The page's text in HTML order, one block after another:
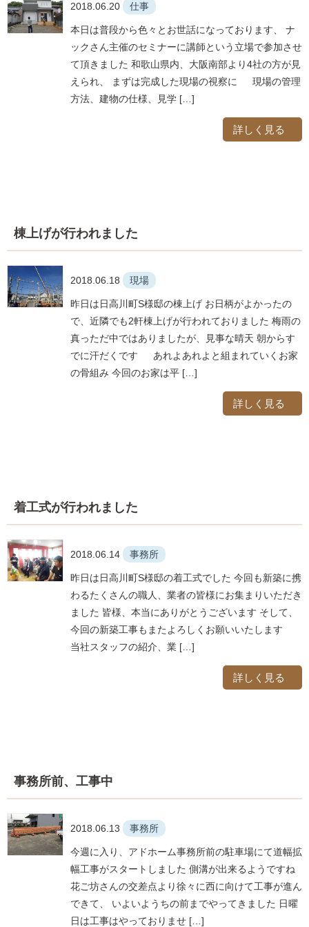
2018.06.20 仕事
本日は普段から色々とお世話になっております、 ナ
ックさん主催のセミナーに講師という立場で参加させ
て頂きました 和歌山県内、大阪南部より4社の方が見
えられ、 まずは完成した現場の視察に 現場の管理
方法、建物の仕様、見学 […]
詳しく見る
棟上げが行われました
2018.06.18 現場
昨日は日高川町S様邸の棟上げ お日柄がよかったの
で、近隣でも2軒棟上げが行われておりました 梅雨の
真っただ中ではありましたが、見事な晴天 朝からす
でに汗だくです あれよあれよと組まれていくお家
の骨組み 今回のお家は平 […]
詳しく見る
着工式が行われました
2018.06.14 事務所
昨日は日高川町S様邸の着工式でした 今回も新築に携
わるたくさんの職人、業者の皆様にお集まりいただき
ました 皆様、本当にありがとうございます そして、
今回の新築工事もまたよろしくお願いいたします
当社スタッフの紹介、業 […]
詳しく見る
事務所前、工事中
2018.06.13 事務所
今週に入り、アドホーム事務所前の駐車場にて道幅拡
幅工事がスタートしました 側溝が出来るようですね
花ご坊さんの交差点より徐々に西に向けて工事が進ん
できて、 いよいようちの前までやってきました 日曜
日は工事はやっておりませ […]